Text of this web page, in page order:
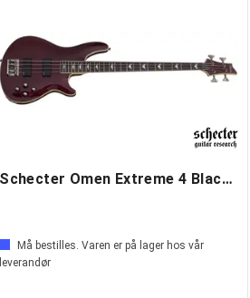
Schecter Omen Extreme 4 Black Cherry
Må bestilles. Varen er på lager hos vår
leverandør